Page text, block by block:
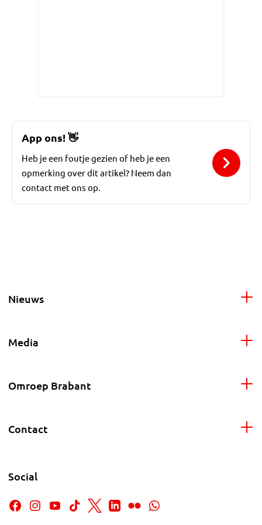
App ons!👋
Heb je een foutje gezien of heb je een
opmerking over dit artikel? Neem dan
contact met ons op.
Nieuws
Media
Omroep Brabant
Contact
Social